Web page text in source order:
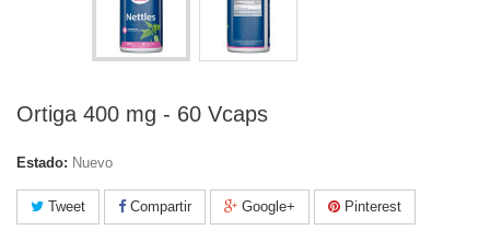
Ortiga 400 mg - 60 Vcaps
Estado: Nuevo
Tweet Compartir Google+ Pinterest